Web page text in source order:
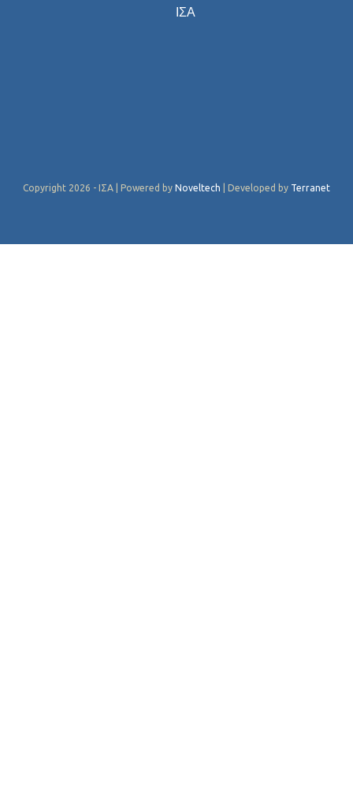
ΙΣΑ
Copyright 2026 - ΙΣΑ | Powered by Noveltech | Developed by Terranet